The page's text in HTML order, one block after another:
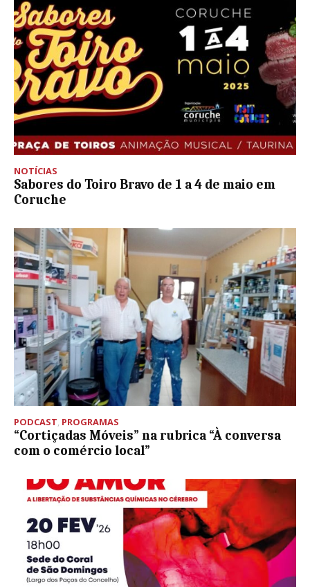
NOTÍCIAS
Sabores do Toiro Bravo de 1 a 4 de maio em
Coruche
PODCAST, PROGRAMAS
“Cortiçadas Móveis” na rubrica “À conversa
com o comércio local”